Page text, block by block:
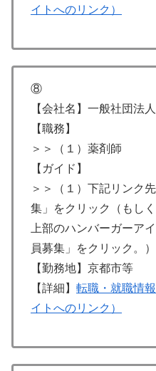
イトへのリンク）
⑧
【会社名】一般社団法
【職務】
＞＞（１）薬剤師
【ガイド】
＞＞（１）下記リンク
集」をクリック（もし
上部のハンバーガーア
員募集」をクリック。）
【勤務地】京都市等
【詳細】 転職・就職情
イトへのリンク）